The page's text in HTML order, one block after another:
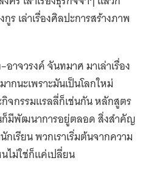
เล่าเรื่องศิลปะการสร้างภาพ
าจวรงค์ จันทมาศ มาเล่าเรื่อง
กนะเพราะมันเป็นโลกใหม่
จกรรมแรลลี่ก็เช่นกัน หลักสูตร
ก็มีพัฒนาการอยู่ตลอด สิ่งสำคัญ
กเรียน พวกเราเริ่มต้นจากความ
ไม่ใช่ก็แค่เปลี่ยน